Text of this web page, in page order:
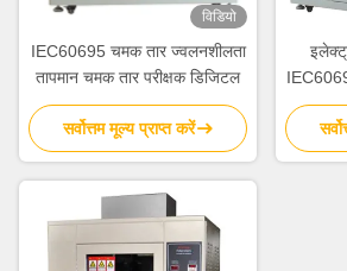
विडियो
IEC60695 चमक तार ज्वलनशीलता
तापमान चमक तार परीक्षक डिजिटल
सर्वोत्तम मूल्य प्राप्त करें